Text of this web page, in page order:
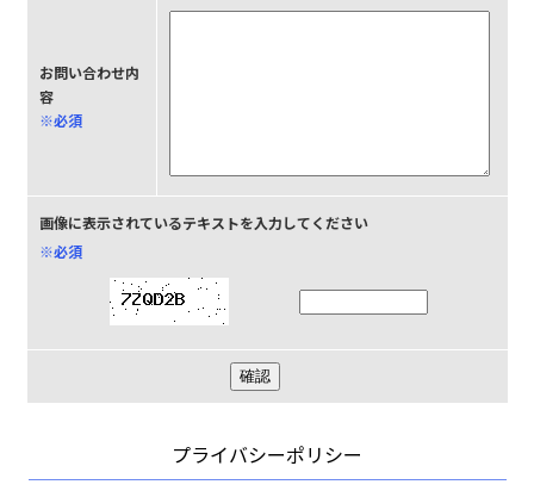
お問い合わせ内
容
※必須
画像に表示されているテキストを入力してください
※必須
プライバシーポリシー